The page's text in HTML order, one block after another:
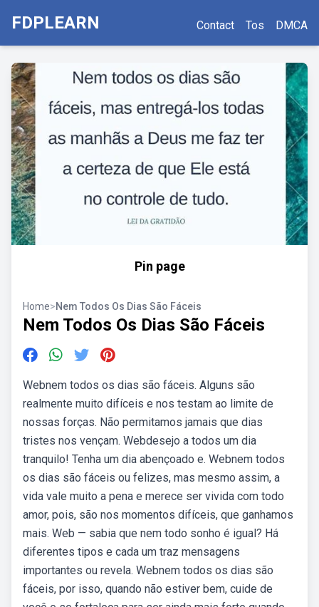
FDPLEARN Contact Tos DMCA
Pin page
Home>Nem Todos Os Dias São Fáceis
Nem Todos Os Dias São Fáceis
Webnem todos os dias são fáceis. Alguns são
realmente muito difíceis e nos testam ao limite de
nossas forças. Não permitamos jamais que dias
tristes nos vençam. Webdesejo a todos um dia
tranquilo! Tenha um dia abençoado e. Webnem todos
os dias são fáceis ou felizes, mas mesmo assim, a
vida vale muito a pena e merece ser vivida com todo
amor, pois, são nos momentos difíceis, que ganhamos
mais. Web — sabia que nem todo sonho é igual? Há
diferentes tipos e cada um traz mensagens
importantes ou revela. Webnem todos os dias são
fáceis, por isso, quando não estiver bem, cuide de